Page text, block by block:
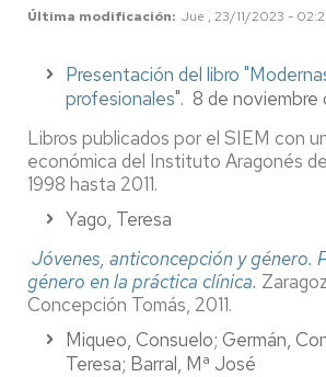
Última modificación Jue , 23/11/2023 -
Presentación del libro
profesionales". 8 de noviembre
Libros publicados por el SIEM con
económica del Instituto Aragonés
1998 hasta 2011.
Yago, Teresa
Jóvenes, anticoncepción y género.
género en la práctica clínica.
Concepción Tomás, 2011.
Miqueo, Consuelo; Germán,
Teresa; Barral, Mª José